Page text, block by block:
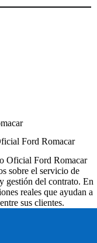
Ford Romacar
Oficial Ford Romacar
sobre el servicio de
gestión del contrato. En
reales que ayudan a
sus clientes.